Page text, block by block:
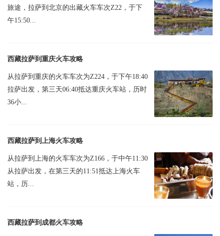
旅途，拉萨到北京的出藏火车车次Z22，于下
午15:50...
西藏拉萨到重庆火车攻略
从拉萨到重庆的火车车次为Z224，于下午18:40
拉萨出发，第三天06:40抵达重庆火车站，历时
36小...
西藏拉萨到上海火车攻略
从拉萨到上海的火车车次为Z166，于中午11:30
从拉萨出发，在第三天的11:51抵达上海火车
站，历...
西藏拉萨到成都火车攻略